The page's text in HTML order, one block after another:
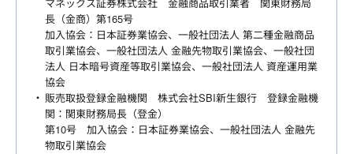
マネックス証券株式会社 金融商品取引業者 関東財務局
長（金商）第165号
加入協会：日本証券業協会、一般社団法人 第二種金融商品
取引業協会、一般社団法人 金融先物取引業協会、一般社団
法人 日本暗号資産等取引業協会、一般社団法人 資産運用業
協会
販売取扱登録金融機関 株式会社SBI新生銀行 登録金融機
関：関東財務局長（登金）
第10号 加入協会：日本証券業協会、一般社団法人 金融先
物取引業協会